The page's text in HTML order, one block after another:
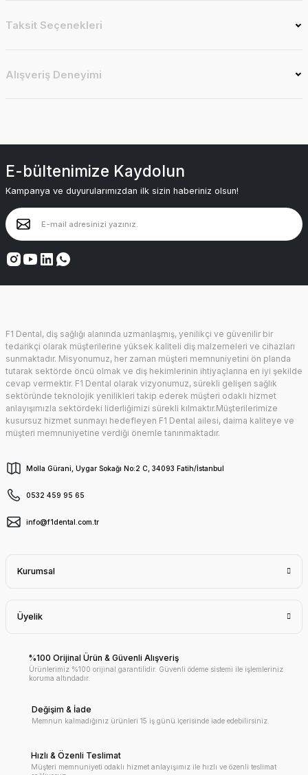
Taksit Seçenekleri
Alışveriş Deneyimi
E-bültenimize Kaydolun
Kampanya ve duyurularımızdan ilk sizin haberiniz olsun!
F1 Dental, diş sağlığı alanında uzmanlaşmış, yenilikçi ve güvenilir bir
tedarikçi olarak müşterilerine yüksek kaliteli diş malzemeleri ve cihazları
sunmaktadır. Misyonumuz, her zaman müşteri memnuniyetini ön planda
tutarak sektörde öncü olmak ve diş hekimlerinin ihtiyaçlarına en iyi şekilde
cevap vermektir. F1 Dental olarak vizyonumuz, sürekli gelişen sağlık
sektöründe teknolojik yenilikleri takip ederek müşteri odaklı hizmet
anlayışımızla sektördeki liderliğimizi sürekli kılmaktır.Müşterilerimize
kusursuz hizmet sunmayı hedefleyen F1 Dental ailesi, daima kaliteye ve
müşteri memnuniyetine verdiği önemle tanınmaktadır.
Molla Gürani, Uygar Sokağı No:2 C, 34093 Fatih/İstanbul
0532 459 95 65
info@f1dental.com.tr
Kurumsal
Üyelik
%100 Orijinal Ürün & Güvenli Alışveriş
Ürünlerimiz %100 orijinal garantilidir. Güvenli ödeme sistemi ile işlemleriniz
koruma altındadır.
Değişim & İade
Memnun kalmadığınız ürünleri 15 iş günü içerisinde iade edebilirsiniz.
Hızlı & Özenli Teslimat
Müşteri memnuniyeti odaklı hizmet anlayışımız ile hızlı ve özenli teslimat